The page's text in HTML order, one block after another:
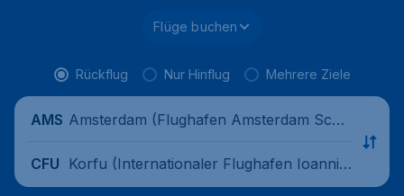
Flüge buchen
Rückflug Nur Hinflug Mehrere Ziele
AMS Amsterdam (Flughafen Amsterdam Schi
CFU Korfu (Internationaler Flughafen Ioannis
Kapodistrias), Griechenland